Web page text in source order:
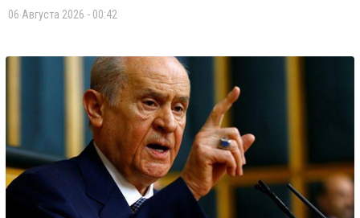
06 Августа 2026 - 00:42